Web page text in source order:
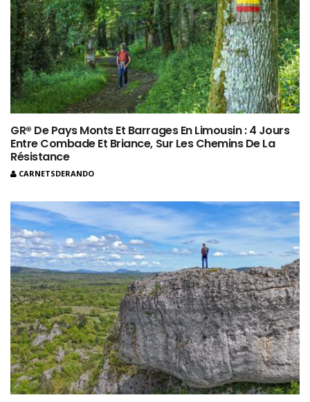
GR® De Pays Monts Et Barrages En Limousin : 4 Jours
Entre Combade Et Briance, Sur Les Chemins De La
Résistance
CARNETSDERANDO